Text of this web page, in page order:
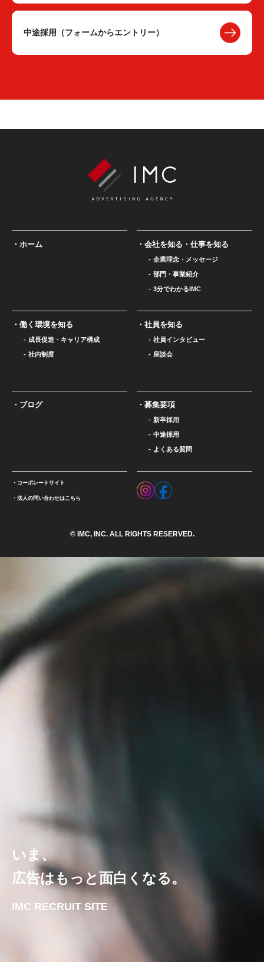
中途採用（フォームからエントリー）
ホーム 会社を知る・仕事を知る
企業理念・メッセージ
部門・事業紹介
3分でわかるIMC
働く環境を知る
成長促進・キャリア構成
社内制度
社員を知る
社員インタビュー
座談会
ブログ 募集要項
新卒採用
中途採用
よくある質問
コーポレートサイト
法人の問い合わせはこちら
© IMC, INC. ALL RIGHTS RESERVED.
いま、
広告はもっと面白くなる。
IMC RECRUIT SITE